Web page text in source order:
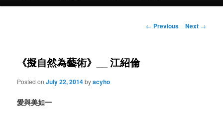
Post
← Previous Next →
《擬自然為藝術》__ 江紹倫
Posted onJuly 22, 2014byacyho
愛與美如一